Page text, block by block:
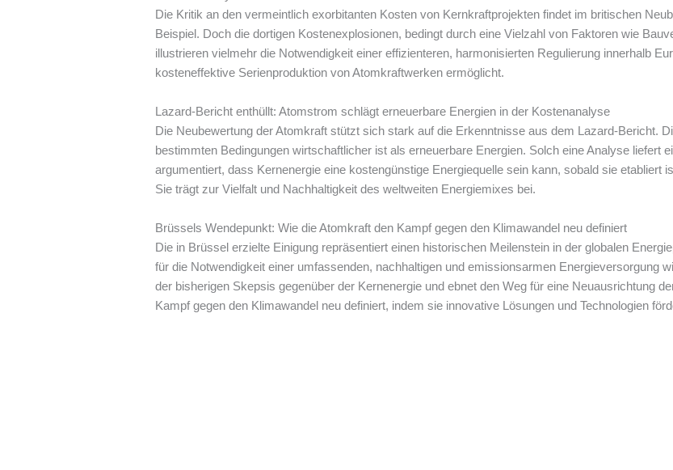
Die Kritik an den vermeintlich exorbitanten Kosten von Kernkraftprojekten findet im britischen
Beispiel. Doch die dortigen Kostenexplosionen, bedingt durch eine Vielzahl von Faktoren wie
illustrieren vielmehr die Notwendigkeit einer effizienteren, harmonisierten Regulierung innerhalb
kosteneffektive Serienproduktion von Atomkraftwerken ermöglicht.
Lazard-Bericht enthüllt: Atomstrom schlägt erneuerbare Energien in der Kostenanalyse
Die Neubewertung der Atomkraft stützt sich stark auf die Erkenntnisse aus dem Lazard-Bericht.
bestimmten Bedingungen wirtschaftlicher ist als erneuerbare Energien. Solch eine Analyse liefert
argumentiert, dass Kernenergie eine kostengünstige Energiequelle sein kann, sobald sie etabliert
Sie trägt zur Vielfalt und Nachhaltigkeit des weltweiten Energiemixes bei.
Brüssels Wendepunkt: Wie die Atomkraft den Kampf gegen den Klimawandel neu definiert
Die in Brüssel erzielte Einigung repräsentiert einen historischen Meilenstein in der globalen
für die Notwendigkeit einer umfassenden, nachhaltigen und emissionsarmen Energieversorgung
der bisherigen Skepsis gegenüber der Kernenergie und ebnet den Weg für eine Neuausrichtung
Kampf gegen den Klimawandel neu definiert, indem sie innovative Lösungen und Technologien